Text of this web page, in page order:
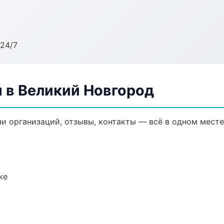
7
Великий Новгород
организаций, отзывы, контакты — всё в одном